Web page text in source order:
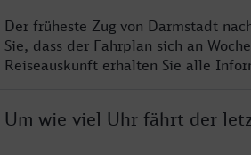
Der früheste Zug von Darmstadt
Sie, dass der Fahrplan sich an
Reiseauskunft erhalten Sie alle
Um wie viel Uhr fährt der